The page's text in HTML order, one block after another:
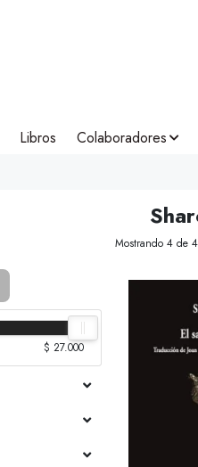
Libros Colaboradores
$ 27.000
Mostrando 4 de 4